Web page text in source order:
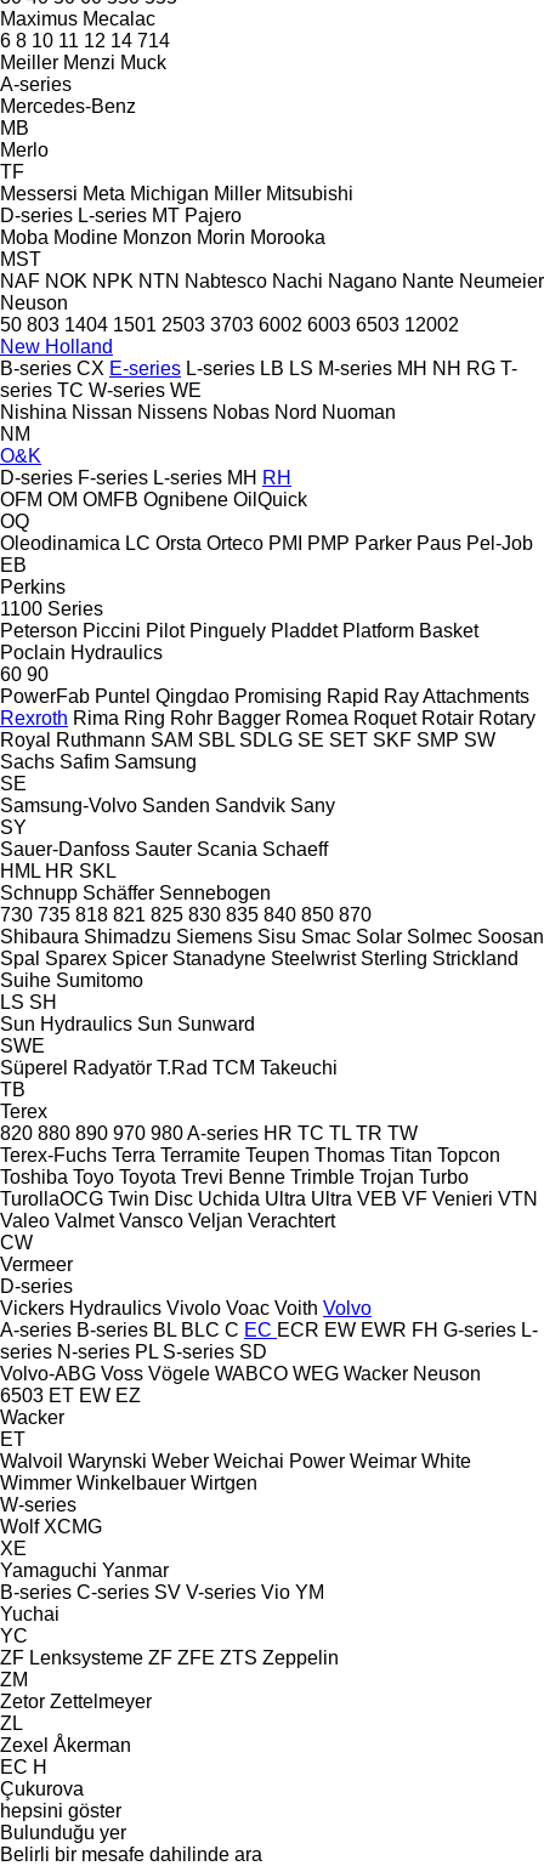
Maximus Mecalac
6 8 10 11 12 14 714
Meiller Menzi Muck
A-series
Mercedes-Benz
MB
Merlo
TF
Messersi Meta Michigan Miller Mitsubishi
D-series L-series MT Pajero
Moba Modine Monzon Morin Morooka
MST
NAF NOK NPK NTN Nabtesco Nachi Nagano Nante Neumeier
Neuson
50 803 1404 1501 2503 3703 6002 6003 6503 12002
New Holland
B-series CX E-series L-series LB LS M-series MH NH RG T-
series TC W-series WE
Nishina Nissan Nissens Nobas Nord Nuoman
NM
O&K
D-series F-series L-series MH RH
OFM OM OMFB Ognibene OilQuick
OQ
Oleodinamica LC Orsta Orteco PMI PMP Parker Paus Pel-Job
EB
Perkins
1100 Series
Peterson Piccini Pilot Pinguely Pladdet Platform Basket
Poclain Hydraulics
60 90
PowerFab Puntel Qingdao Promising Rapid Ray Attachments
Rexroth Rima Ring Rohr Bagger Romea Roquet Rotair Rotary
Royal
Ruthmann SAM SBL SDLG SE SET SKF SMP SW
Sachs Safim Samsung
SE
Samsung-Volvo Sanden Sandvik Sany
SY
Sauer-Danfoss Sauter Scania Schaeff
HML HR SKL
Schnupp Schäffer Sennebogen
730 735 818 821 825 830 835 840 850 870
Shibaura Shimadzu Siemens Sisu Smac Solar Solmec Soosan
Spal Sparex Spicer Stanadyne Steelwrist Sterling Strickland
Suihe Sumitomo
LS SH
Sun Hydraulics Sun Sunward
SWE
Süperel Radyatör T.Rad TCM Takeuchi
TB
Terex
820 880 890 970 980A-series HR TC TL TR TW
Terex-Fuchs Terra Terramite Teupen Thomas Titan Topcon
Toshiba Toyo Toyota Trevi Benne Trimble Trojan Turbo
TurollaOCG Twin Disc Uchida Ultra Ultra VEB VF Venieri VTN
Valeo Valmet Vansco Veljan Verachtert
CW
Vermeer
D-series
Vickers Hydraulics Vivolo Voac Voith Volvo
A-series B-series BL BLC C EC ECR EW EWR FH G-series L-
series N-series PL S-series SD
Volvo-ABG Voss Vögele WABCO WEG Wacker Neuson
6503 ET EW EZ
Wacker
ET
Walvoil Warynski Weber Weichai Power Weimar White
Wimmer Winkelbauer Wirtgen
W-series
Wolf XCMG
XE
Yamaguchi Yanmar
B-series C-series SV V-series Vio YM
Yuchai
YC
ZF Lenksysteme ZF ZFE ZTS Zeppelin
ZM
Zetor Zettelmeyer
ZL
Zexel Åkerman
EC H
Çukurova
hepsini göster
Bulunduğu yer
Belirli bir mesafe dahilinde ara